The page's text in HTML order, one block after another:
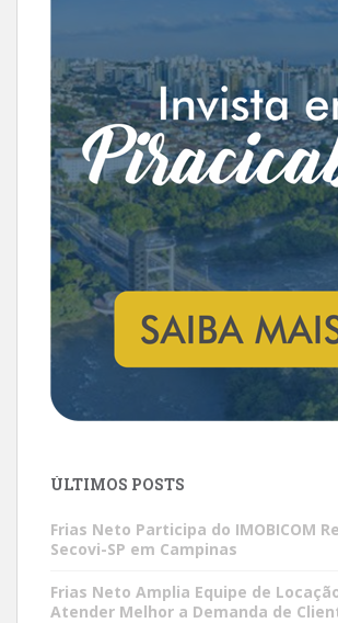
ÚLTIMOS POSTS
Frias Neto Participa do IMOBICOM
Secovi-SP em Campinas
Frias Neto Amplia Equipe de
Atender Melhor a Demanda de